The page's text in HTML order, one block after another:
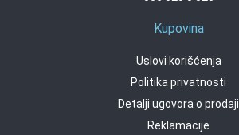
Kupovina
Uslovi korišćenja
Politika privatnosti
Detalji ugovora o prodaji
Reklamacije